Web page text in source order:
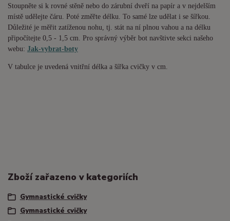
Stoupněte si k rovné stěně nebo do zárubní dveří na papír a v nejdelším
místě udělejte čáru. Poté změřte délku. To samé lze udělat i se šířkou.
Důležité je měřit zatíženou nohu, tj. stát na ní plnou vahou a na délku
připočítejte 0,5 - 1,5 cm. Pro správný výběr bot navštivte sekci našeho
webu: Jak-vybrat-boty
V tabulce je uvedená vnitřní délka a šířka cvičky v cm.
Zboží zařazeno v kategoriích
Gymnastické cvičky
Gymnastické cvičky